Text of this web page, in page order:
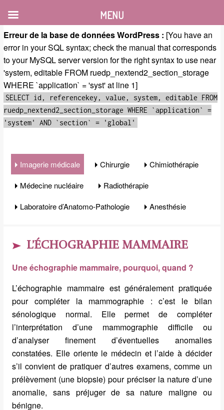
Erreur de la base de données WordPress : [You have an
error in your SQL syntax; check the manual that corresponds
to your MySQL server version for the right syntax to use near
'system, editable FROM ruedp_nextend2_section_storage
WHERE `application` = 'syst' at line 1]
SELECT id, referencekey, value, system, editable FROM
ruedp_nextend2_section_storage WHERE `application` =
'system' AND `section` = 'global'
Imagerie médicale Chirurgie
Chimiothérapie
Médecine nucléaire
Radiothérapie
Laboratoire d’Anatomo-Pathologie
Anesthésie
L’ÉCHOGRAPHIE MAMMAIRE
Une échographie mammaire, pourquoi, quand ?
L’échographie mammaire est généralement pratiquée
pour compléter la mammographie : c’est le bilan
sénologique normal. Elle permet de compléter
l’interprétation d’une mammographie difficile ou
d’analyser finement d’éventuelles anomalies
constatées. Elle oriente le médecin et l’aide à décider
s’il convient de pratiquer d’autres examens, comme un
prélèvement (une biopsie) pour préciser la nature d’une
anomalie, sans préjuger de sa nature maligne ou
bénigne.
MENU